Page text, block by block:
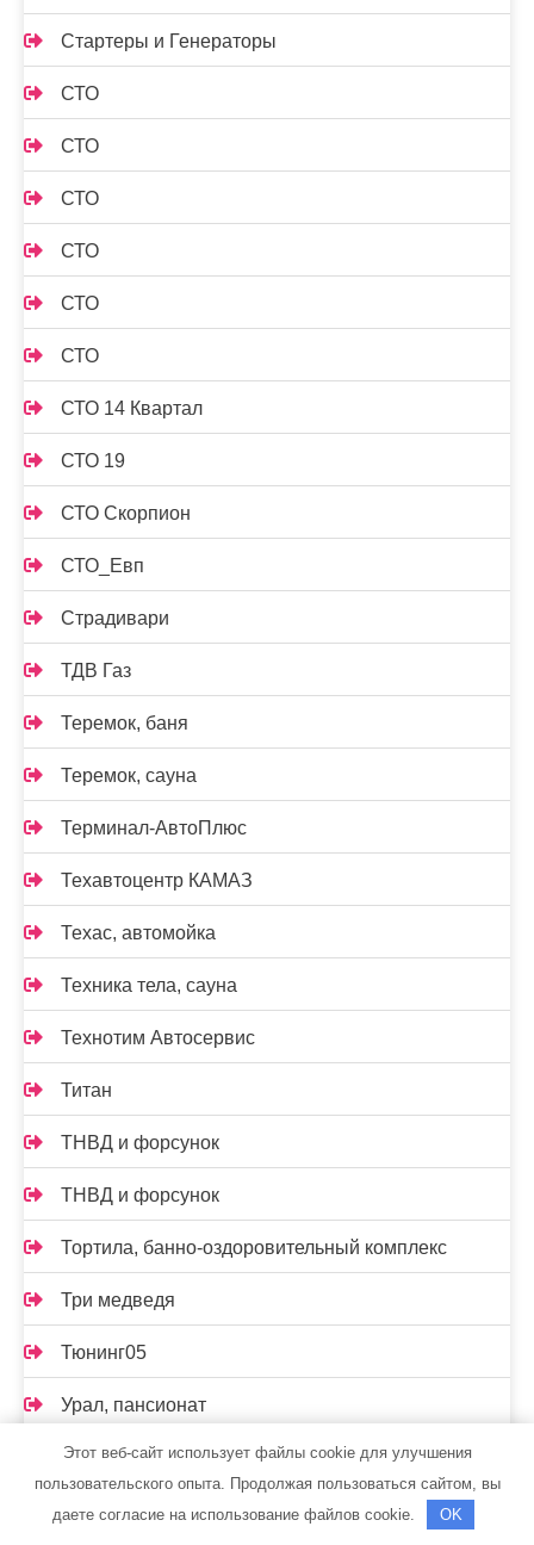
Стартеры и Генераторы
СТО
СТО
СТО
СТО
СТО
СТО
СТО 14 Квартал
СТО 19
СТО Скорпион
СТО_Евп
Страдивари
ТДВ Газ
Теремок, баня
Теремок, сауна
Терминал-АвтоПлюс
Техавтоцентр КАМАЗ
Техас, автомойка
Техника тела, сауна
Технотим Автосервис
Титан
ТНВД и форсунок
ТНВД и форсунок
Тортила, банно-оздоровительный комплекс
Три медведя
Тюнинг05
Урал, пансионат
Установочный центр Pandora
Установочный центр Pandora
Этот веб-сайт использует файлы cookie для улучшения
пользовательского опыта. Продолжая пользоваться сайтом, вы
даете согласие на использование файлов cookie.
OK